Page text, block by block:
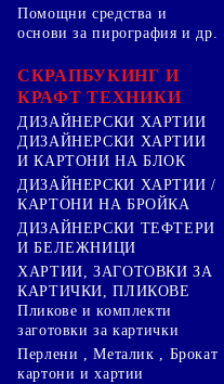
Помощни средства и
основи за пирография и др.
СКРАПБУКИНГ И
КРАФТ ТЕХНИКИ
ДИЗАЙНЕРСКИ ХАРТИИ
ДИЗАЙНЕРСКИ ХАРТИИ
И КАРТОНИ НА БЛОК
ДИЗАЙНЕРСКИ ХАРТИИ /
КАРТОНИ НА БРОЙКА
ДИЗАЙНЕРСКИ ТЕФТЕРИ
И БЕЛЕЖНИЦИ
ХАРТИИ, ЗАГОТОВКИ ЗА
КАРТИЧКИ, ПЛИКОВЕ
Пликове и комплекти
заготовки за картички
Перлени , Металик , Брокат
картони и хартии